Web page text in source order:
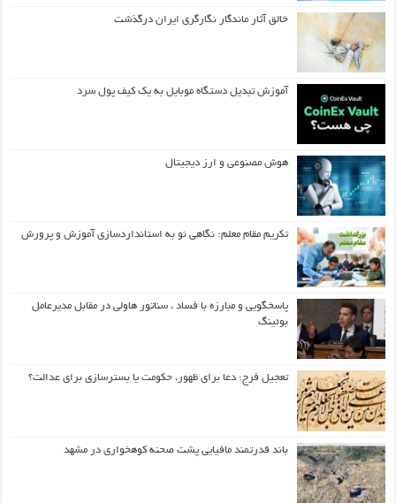
خالق آثار ماندگار نگارگری ایران درگذشت
آموزش تبدیل دستگاه موبایل به یک کیف‌ پول سرد
هوش مصنوعی و ارز دیجیتال
تکریم مقام معلم: نگاهی نو به استانداردسازی آموزش و پرورش
پاسخگویی و مبارزه با فساد ، سناتور هاولی در مقابل مدیرعامل
بوئینگ
تعجیل فرج: دعا برای ظهور، حکومت یا بسترسازی برای عدالت؟
باند قدرتمند مافیایی پشت صحنه کوهخواری در مشهد